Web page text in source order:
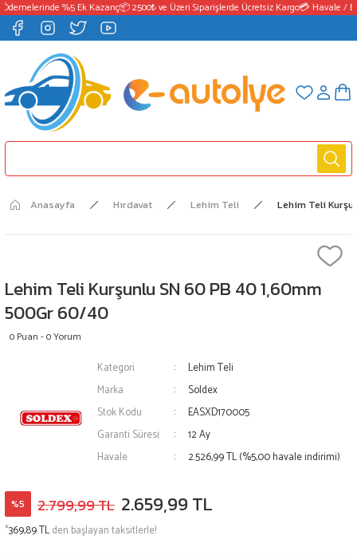
%5 Ek Kazanç📦 2500₺ ve Üzeri Siparişlerde Ücretsiz Kargo💳 Havale /
Anasayfa Hırdavat Lehim Teli Lehim Teli
Lehim Teli Kurşunlu SN 60 PB 40 1,60mm
500Gr 60/40
0 Puan - 0 Yorum
Kategori
Lehim Teli
Marka
Soldex
Stok Kodu
EASXD170005
Garanti Süresi
12 Ay
Havale
2.526,99 TL (%5,00 havale indirimi)
%5 2.799,99 TL 2.659,99 TL
*369,89 TLden başlayan taksitlerle!